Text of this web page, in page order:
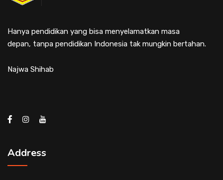
Hanya pendidikan yang bisa menyelamatkan masa
depan, tanpa pendidikan Indonesia tak mungkin bertahan.
Najwa Shihab
Address